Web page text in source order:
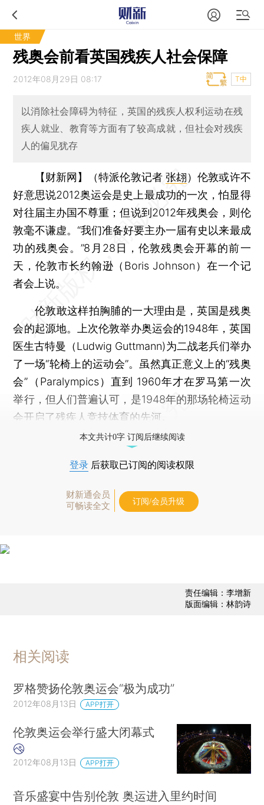
世界
残奥会前看英国残疾人社会保障
2012年08月29日 08:17 T中
以消除社会障碍为特征，英国的残疾人权利运动在残
疾人就业、教育等方面有了较高成就，但社会对残疾
人的偏见犹存
【财新网】（特派伦敦记者 张翃）伦敦或许不
好意思说2012奥运会是史上最成功的一次，怕显得
对往届主办国不尊重；但说到2012年残奥会，则伦
敦毫不谦虚。“我们准备好要主办一届有史以来最成
功的残奥会。”8月28日，伦敦残奥会开幕的前一
天，伦敦市长约翰逊（Boris Johnson）在一个记
者会上说。
伦敦敢这样拍胸脯的一大理由是，英国是残奥
会的起源地。上次伦敦举办奥运会的1948年，英国
医生古特曼（Ludwig Guttmann)为二战老兵们举办
了一场“轮椅上的运动会”。虽然真正意义上的“残奥
会”（Paralympics）直到 1960年才在罗马第一次
举行，但人们普遍认可，是1948年的那场轮椅运动
会开启了残疾人竞技体育的先河。
本文共计0字 订阅后继续阅读
登录 后获取已订阅的阅读权限
财新通会员
可畅读全文
订阅/会员升级
责任编辑：李增新
版面编辑：林韵诗
相关阅读
罗格赞扬伦敦奥运会“极为成功”
2012年08月13日 APP打开
伦敦奥运会举行盛大闭幕式
2012年08月13日 APP打开
音乐盛宴中告别伦敦 奥运进入里约时间